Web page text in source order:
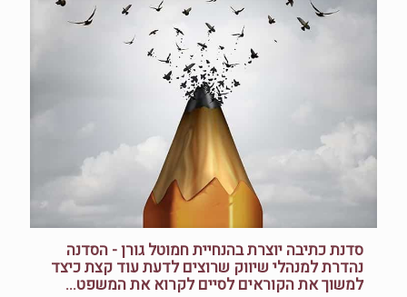
סדנת כתיבה יוצרת בהנחיית חמוטל גורן - הסדנה
נהדרת למנהלי שיווק שרוצים לדעת עוד קצת כיצד
למשוך את הקוראים לסיים לקרוא את המשפט...